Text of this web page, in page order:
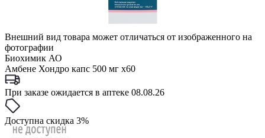
Внешний вид товара может отличаться от изображенного на
фотографии
Биохимик АО
Амбене Хондро капс 500 мг x60
При заказе ожидается в аптеке 08.08.26
Доступна скидка 3%